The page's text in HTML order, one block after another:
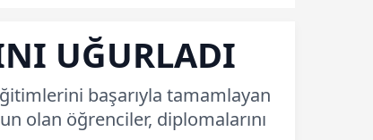
UĞURLADI
başarıyla tamamlayan
olan öğrenciler, diplomalarını